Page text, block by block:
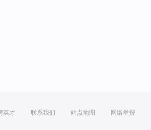
英才 联系我们 站点地图 网络举报